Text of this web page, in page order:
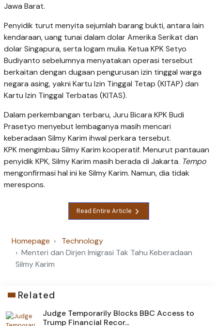
Jawa Barat.
Penyidik turut menyita sejumlah barang bukti, antara lain
kendaraan, uang tunai dalam dolar Amerika Serikat dan
dolar Singapura, serta logam mulia. Ketua KPK Setyo
Budiyanto sebelumnya menyatakan operasi tersebut
berkaitan dengan dugaan pengurusan izin tinggal warga
negara asing, yakni Kartu Izin Tinggal Tetap (KITAP) dan
Kartu Izin Tinggal Terbatas (KITAS).
Dalam perkembangan terbaru, Juru Bicara KPK Budi
Prasetyo menyebut lembaganya masih mencari
keberadaan Silmy Karim ihwal perkara tersebut.
KPK mengimbau Silmy Karim kooperatif. Menurut pantauan
penyidik KPK, Silmy Karim masih berada di Jakarta. Tempo
mengonfirmasi hal ini ke Silmy Karim. Namun, dia tidak
merespons.
Read Entire Article
Homepage
Technology
Menteri dan Dirjen Imigrasi Tak Tahu Keberadaan
Silmy Karim
Related
Judge Temporarily Blocks BBC Access to
Trump Financial Recor...